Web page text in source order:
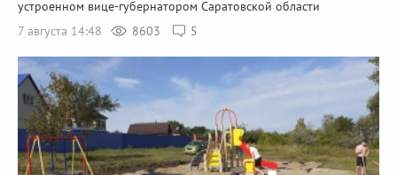
устроенном вице-губернатором Саратовской области
7 августа 14:48
8603 5